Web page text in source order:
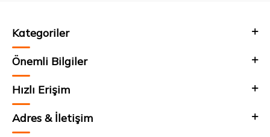
Kategoriler
Önemli Bilgiler
Hızlı Erişim
Adres & İletişim